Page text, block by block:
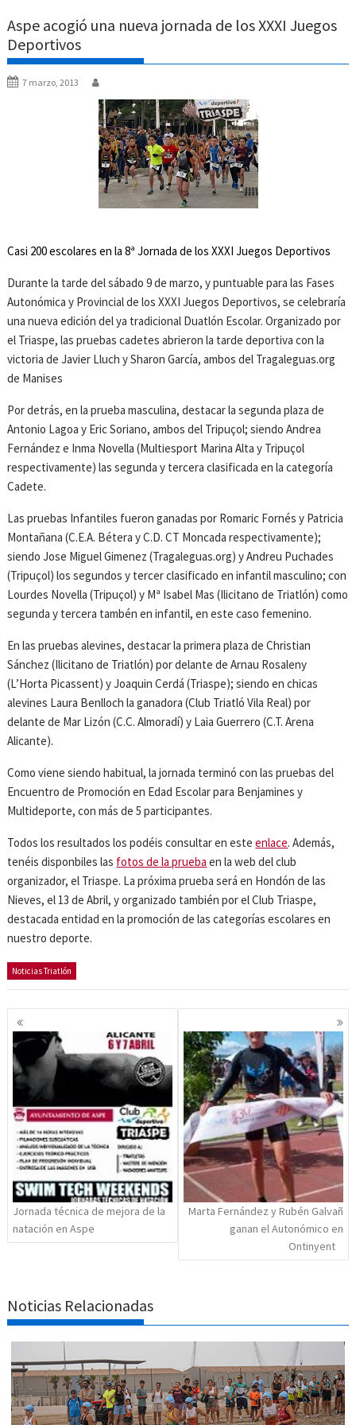
Aspe acogió una nueva jornada de los XXXI Juegos
Deportivos
7 marzo, 2013
Casi 200 escolares en la 8ª Jornada de los XXXI Juegos Deportivos
Durante la tarde del sábado 9 de marzo, y puntuable para las Fases
Autonómica y Provincial de los XXXI Juegos Deportivos, se celebraría
una nueva edición del ya tradicional Duatlón Escolar. Organizado por
el Triaspe, las pruebas cadetes abrieron la tarde deportiva con la
victoria de Javier Lluch y Sharon García, ambos del Tragaleguas.org
de Manises
Por detrás, en la prueba masculina, destacar la segunda plaza de
Antonio Lagoa y Eric Soriano, ambos del Tripuçol; siendo Andrea
Fernández e Inma Novella (Multiesport Marina Alta y Tripuçol
respectivamente) las segunda y tercera clasificada en la categoría
Cadete.
Las pruebas Infantiles fueron ganadas por Romaric Fornés y Patricia
Montañana (C.E.A. Bétera y C.D. CT Moncada respectivamente);
siendo Jose Miguel Gimenez (Tragaleguas.org) y Andreu Puchades
(Tripuçol) los segundos y tercer clasificado en infantil masculino; con
Lourdes Novella (Tripuçol) y Mª Isabel Mas (Ilicitano de Triatlón) como
segunda y tercera tambén en infantil, en este caso femenino.
En las pruebas alevines, destacar la primera plaza de Christian
Sánchez (Ilicitano de Triatlón) por delante de Arnau Rosaleny
(L’Horta Picassent) y Joaquin Cerdá (Triaspe); siendo en chicas
alevines Laura Benlloch la ganadora (Club Triatló Vila Real) por
delante de Mar Lizón (C.C. Almoradí) y Laia Guerrero (C.T. Arena
Alicante).
Como viene siendo habitual, la jornada terminó con las pruebas del
Encuentro de Promoción en Edad Escolar para Benjamines y
Multideporte, con más de 5 participantes.
Todos los resultados los podéis consultar en esteenlace. Además,
tenéis disponbiles las fotos de la prueba en la web del club
organizador, el Triaspe. La próxima prueba será en Hondón de las
Nieves, el 13 de Abril, y organizado también por el Club Triaspe,
destacada entidad en la promoción de las categorías escolares en
nuestro deporte.
Noticias Triatlón
Navegación
de
entradas
Jornada técnica de mejora de la
natación en Aspe
Marta Fernández y Rubén Galvañ
ganan el Autonómico en
Ontinyent
Noticias Relacionadas